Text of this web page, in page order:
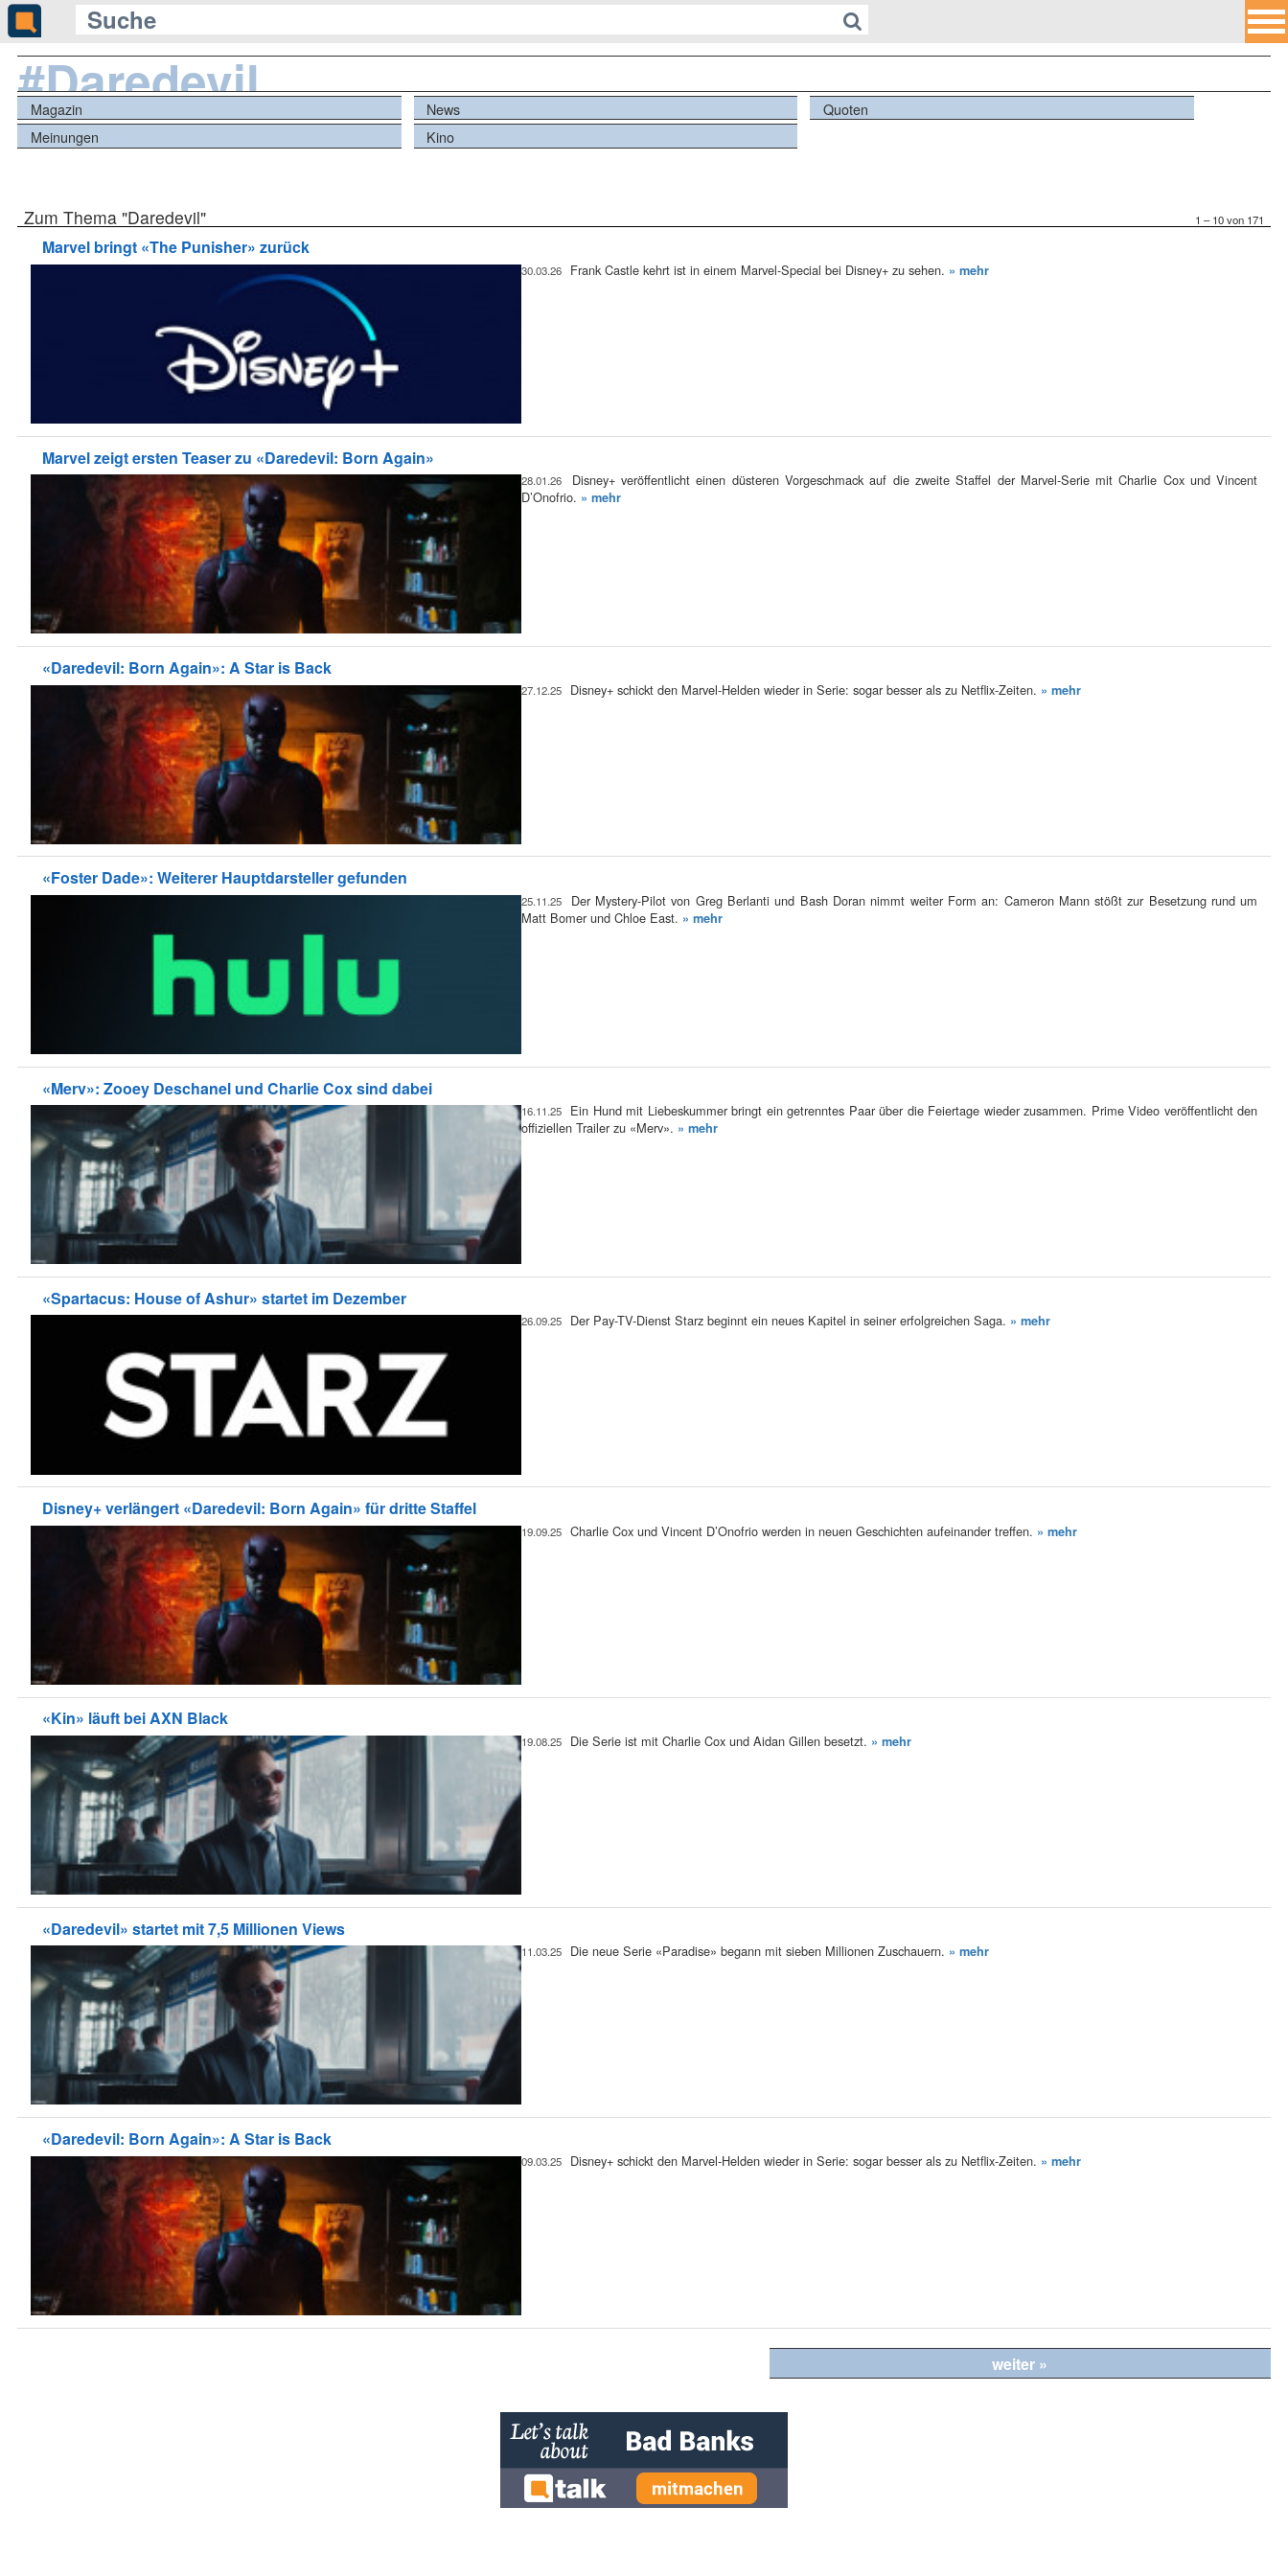
#Daredevil
Magazin News
Quoten
Meinungen
Kino
Zum Thema "Daredevil" 1 – 10 von 171
Marvel bringt «The Punisher» zurück
30.03.26 Frank Castle kehrt ist in einem Marvel-Special bei Disney+ zu sehen. » mehr
Marvel zeigt ersten Teaser zu «Daredevil: Born Again»
28.01.26
Disney+ veröffentlicht einen düsteren Vorgeschmack auf die zweite Staffel der Marvel-Serie mit Charlie Cox und Vincent
D’Onofrio. » mehr
«Daredevil: Born Again»: A Star is Back
27.12.25 Disney+ schickt den Marvel-Helden wieder in Serie: sogar besser als zu Netflix-Zeiten. » mehr
«Foster Dade»: Weiterer Hauptdarsteller gefunden
25.11.25
Der Mystery-Pilot von Greg Berlanti und Bash Doran nimmt weiter Form an: Cameron Mann stößt zur Besetzung rund um
Matt Bomer und Chloe East. » mehr
«Merv»: Zooey Deschanel und Charlie Cox sind dabei
16.11.25
Ein Hund mit Liebeskummer bringt ein getrenntes Paar über die Feiertage wieder zusammen. Prime Video veröffentlicht den
offiziellen Trailer zu «Merv». » mehr
«Spartacus: House of Ashur» startet im Dezember
26.09.25 Der Pay-TV-Dienst Starz beginnt ein neues Kapitel in seiner erfolgreichen Saga. » mehr
Disney+ verlängert «Daredevil: Born Again» für dritte Staffel
19.09.25 Charlie Cox und Vincent D’Onofrio werden in neuen Geschichten aufeinander treffen. » mehr
«Kin» läuft bei AXN Black
19.08.25 Die Serie ist mit Charlie Cox und Aidan Gillen besetzt. » mehr
«Daredevil» startet mit 7,5 Millionen Views
11.03.25 Die neue Serie «Paradise» begann mit sieben Millionen Zuschauern. » mehr
«Daredevil: Born Again»: A Star is Back
09.03.25 Disney+ schickt den Marvel-Helden wieder in Serie: sogar besser als zu Netflix-Zeiten. » mehr
weiter »